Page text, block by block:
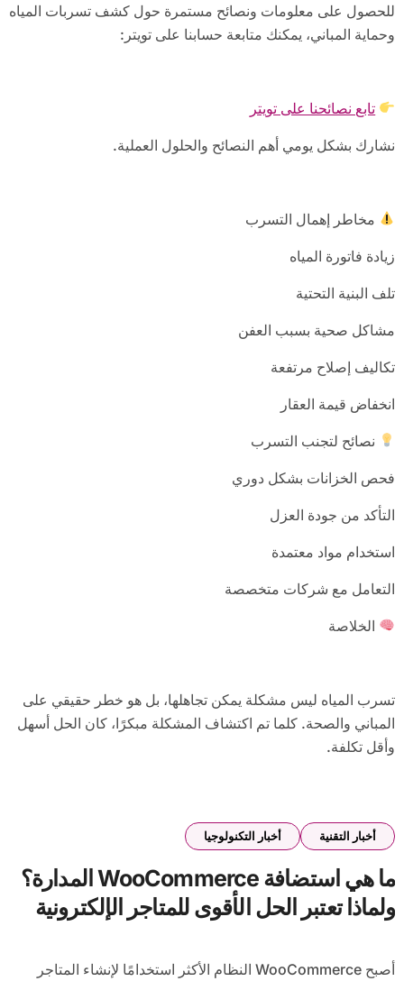
للحصول على معلومات ونصائح مستمرة حول كشف تسربات المياه
وحماية المباني، يمكنك متابعة حسابنا على تويتر:
تابع نصائحنا على تويتر
نشارك بشكل يومي أهم النصائح والحلول العملية.
مخاطر إهمال التسرب
زيادة فاتورة المياه
تلف البنية التحتية
مشاكل صحية بسبب العفن
تكاليف إصلاح مرتفعة
انخفاض قيمة العقار
نصائح لتجنب التسرب
فحص الخزانات بشكل دوري
التأكد من جودة العزل
استخدام مواد معتمدة
التعامل مع شركات متخصصة
الخلاصة
تسرب المياه ليس مشكلة يمكن تجاهلها، بل هو خطر حقيقي على
المباني والصحة. كلما تم اكتشاف المشكلة مبكرًا، كان الحل أسهل
وأقل تكلفة.
أخبار التقنية أخبار التكنولوجيا
ما هي استضافة WooCommerce المدارة؟
ولماذا تعتبر الحل الأقوى للمتاجر الإلكترونية
أصبح WooCommerce النظام الأكثر استخدامًا لإنشاء المتاجر